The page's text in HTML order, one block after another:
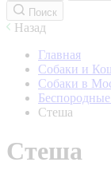
Поиск
Назад
Главная
Собаки и
Собаки в
Стеша
Стеша